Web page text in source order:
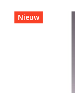
Nieuw